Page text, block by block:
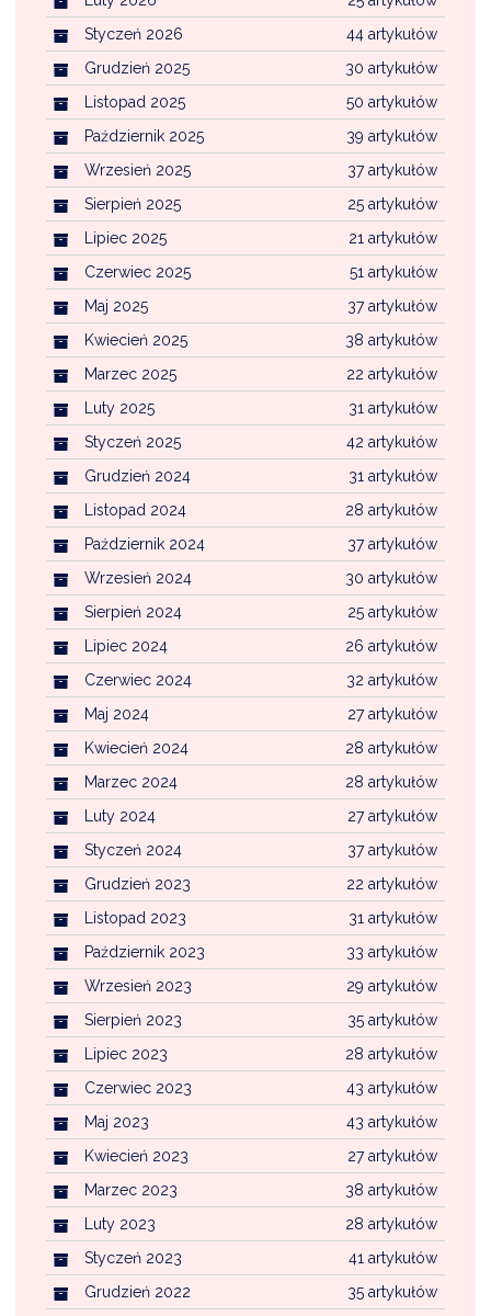
44 artykułów
Styczeń 2026
30 artykułów
Grudzień 2025
50 artykułów
Listopad 2025
39 artykułów
Październik 2025
37 artykułów
Wrzesień 2025
25 artykułów
Sierpień 2025
21 artykułów
Lipiec 2025
51 artykułów
Czerwiec 2025
37 artykułów
Maj 2025
38 artykułów
Kwiecień 2025
22 artykułów
Marzec 2025
31 artykułów
Luty 2025
42 artykułów
Styczeń 2025
31 artykułów
Grudzień 2024
28 artykułów
Listopad 2024
37 artykułów
Październik 2024
30 artykułów
Wrzesień 2024
25 artykułów
Sierpień 2024
26 artykułów
Lipiec 2024
32 artykułów
Czerwiec 2024
27 artykułów
Maj 2024
28 artykułów
Kwiecień 2024
28 artykułów
Marzec 2024
27 artykułów
Luty 2024
37 artykułów
Styczeń 2024
22 artykułów
Grudzień 2023
31 artykułów
Listopad 2023
33 artykułów
Październik 2023
29 artykułów
Wrzesień 2023
35 artykułów
Sierpień 2023
28 artykułów
Lipiec 2023
43 artykułów
Czerwiec 2023
43 artykułów
Maj 2023
27 artykułów
Kwiecień 2023
38 artykułów
Marzec 2023
28 artykułów
Luty 2023
41 artykułów
Styczeń 2023
35 artykułów
Grudzień 2022